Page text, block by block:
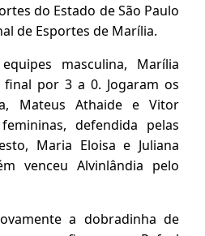
do Estado de São Paulo
de Esportes de Marília.
masculina, Marília
final por 3 a 0. Jogaram os
Mateus Athaide e Vitor
defendida pelas
Maria Eloisa e Juliana
venceu Alvinlândia pelo
a dobradinha de